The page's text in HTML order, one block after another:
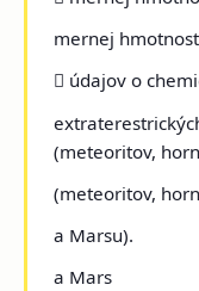
mernej
 údajov o
(meteoritov,
(meteoritov,
a Marsu).
a Mars